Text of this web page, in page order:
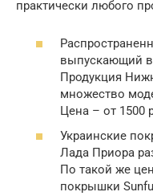
практически любого
выпускающий
Продукция
множество
Цена – от 1500
Украинские
Лада Приора
По такой же
покрышки